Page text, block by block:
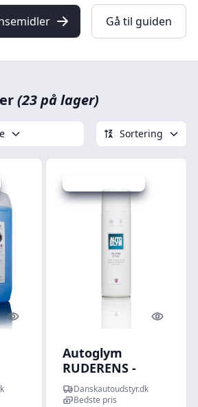
Gå til guiden
(23 på lager)
Sortering
Quick look Quick
Autoglym
RUDERENS -
Glass Spray - 450
ml.
Danskautoudstyr.dk
Bedste pris